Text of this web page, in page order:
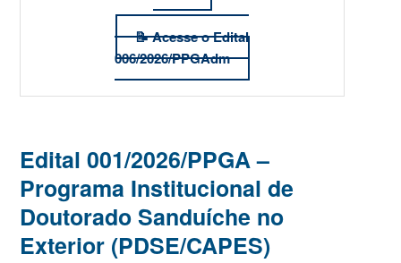
📝 Acesse o Edital
006/2026/PPGAdm
Edital 001/2026/PPGA –
Programa Institucional de
Doutorado Sanduíche no
Exterior (PDSE/CAPES)